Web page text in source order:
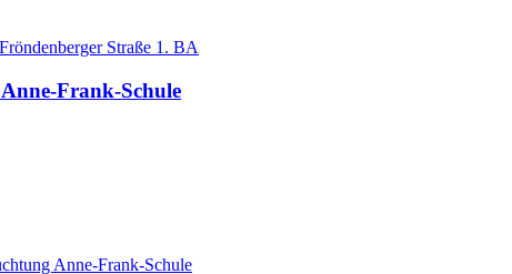
Straße 1. BA
Frank-Schule
Anne-Frank-Schule